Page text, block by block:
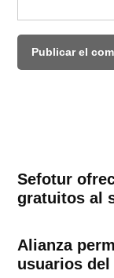
Sefotur
gratuitos al
Alianza
usuarios del